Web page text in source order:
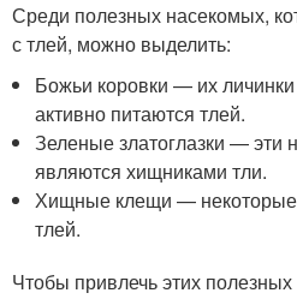
Среди полезных насекомых,
с тлей, можно выделить:
Божьи коровки — их
активно питаются тлей.
Зеленые златоглазки — эти
являются хищниками тли.
Хищные клещи —
тлей.
Чтобы привлечь этих